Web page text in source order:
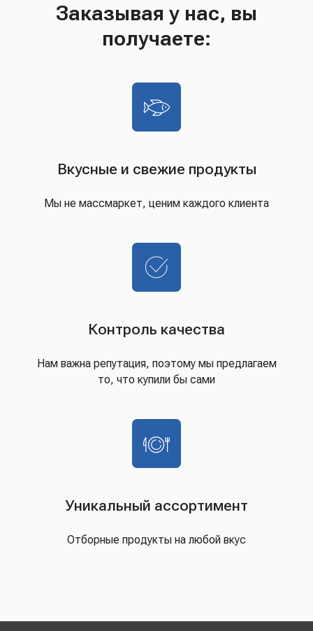
Заказывая у нас, вы
получаете:
Вкусные и свежие продукты
Мы не массмаркет, ценим каждого клиента
Контроль качества
Нам важна репутация, поэтому мы предлагаем
то, что купили бы сами
Уникальный ассортимент
Отборные продукты на любой вкус